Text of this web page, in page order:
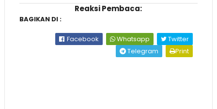
Reaksi Pembaca:
BAGIKAN DI :
Facebook Whatsapp
Twitter
Telegram
Print